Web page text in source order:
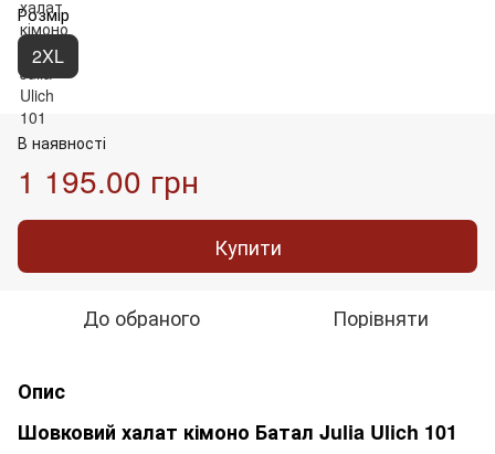
Розмір
2XL
В наявності
1 195.00 грн
Купити
До обраного Порівняти
Опис
Шовковий халат кімоно Батал Julia Ulich 101